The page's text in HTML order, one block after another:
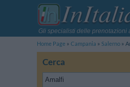
Gli specialisti delle prenotazioni
Home Page
Campania Salerno
Cerca